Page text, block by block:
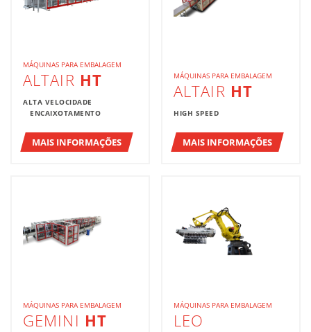
MÁQUINAS PARA EMBALAGEM
ALTAIR HT
ALTA VELOCIDADE
ENCAIXOTAMENTO
MAIS INFORMAÇÕES
MÁQUINAS PARA EMBALAGEM
ALTAIR HT
HIGH SPEED
MAIS INFORMAÇÕES
MÁQUINAS PARA EMBALAGEM
GEMINI HT
MÁQUINAS PARA EMBALAGEM
LEO